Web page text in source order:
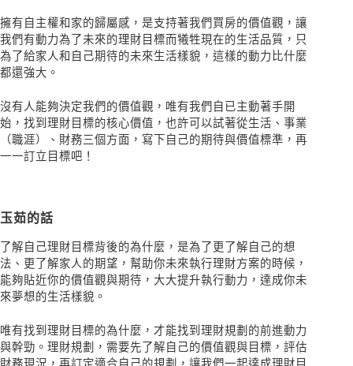
擁有自主權和家的歸屬感，是支持著我們買房的價值觀，讓
我們有動力為了未來的理財目標而犧牲現在的生活品質，只
為了給家人和自己期待的未來生活樣貌，這樣的動力比什麼
都還強大。
沒有人能夠決定我們的價值觀，唯有我們自已主動著手開
始，找到理財目標的核心價值，也許可以試著從生活、事業
（職涯）、財務三個方面，寫下自己的期待與價值標準，再
一一訂立目標吧！
玉茹的話
了解自己理財目標背後的為什麼，是為了更了解自己的想
法、更了解家人的期望，幫助你未來執行理財方案的時候，
能夠貼近你的價值觀與期待，大大提升執行動力，達成你未
來夢想的生活樣貌。
唯有找到理財目標的為什麼，才能找到理財規劃的前進動力
與幹勁。理財規劃，需要先了解自己的價值觀與目標，評估